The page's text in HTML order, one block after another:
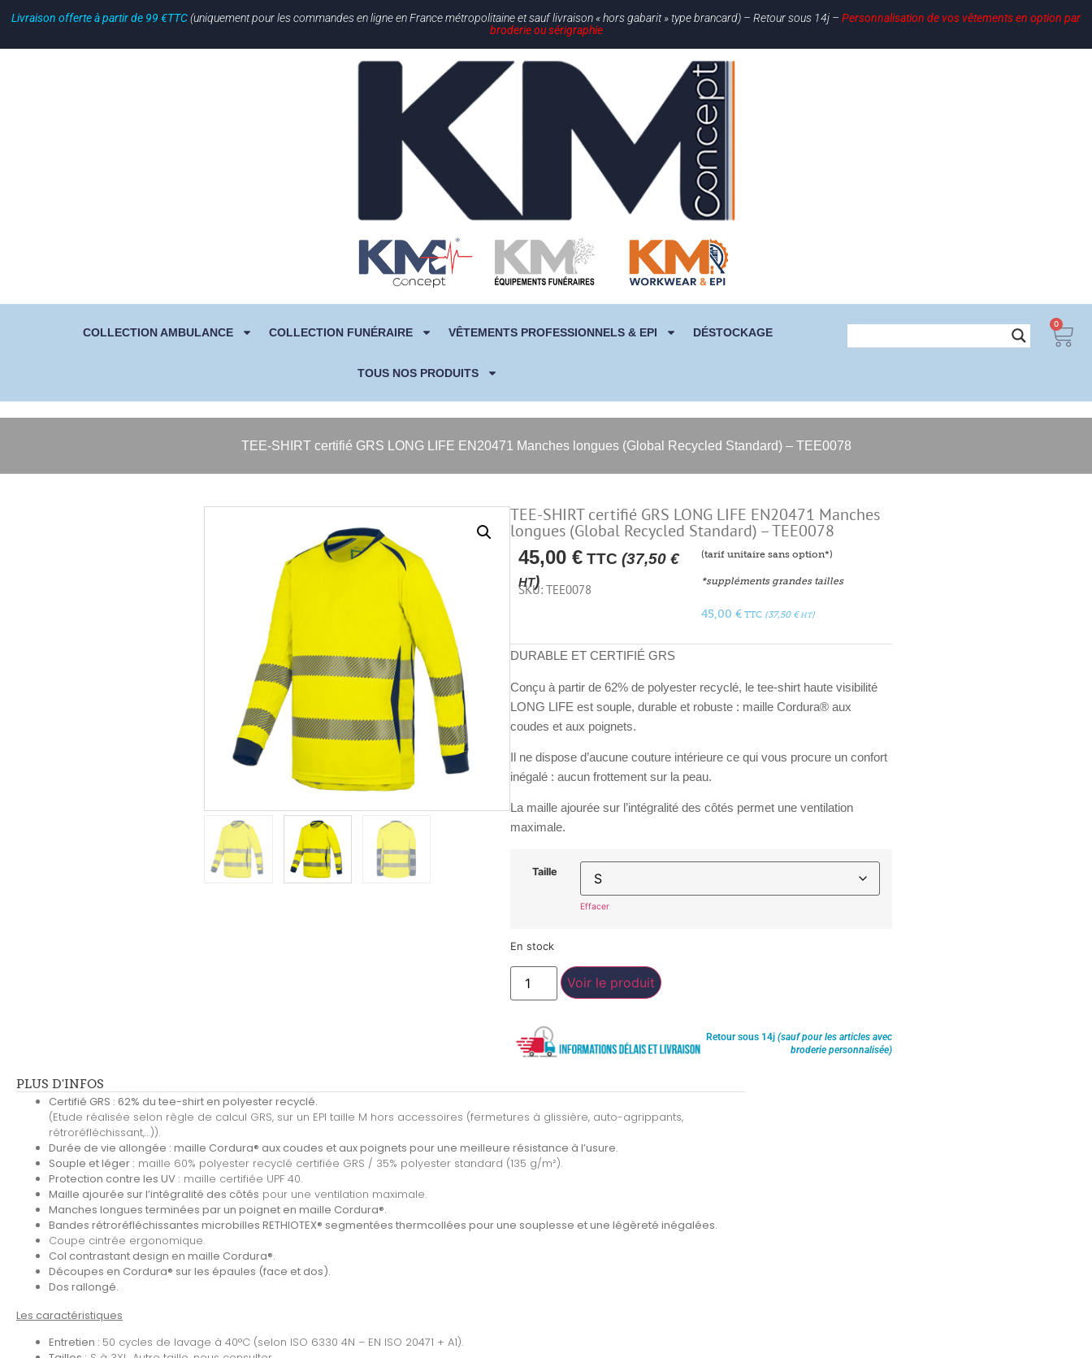
Livraison offerte à partir de 99 €TTC(uniquement pour les commandes en ligne en France métropolitaine et sauf livraison « hors gabarit » type brancard) – Retour sous 14j – Personnalisation de vos vêtements en option par
broderie ou sérigraphie
COLLECTION AMBULANCE COLLECTION FUNÉRAIRE VÊTEMENTS PROFESSIONNELS & EPI DÉSTOCKAGE
TOUS NOS PRODUITS
0
TEE-SHIRT certifié GRS LONG LIFE EN20471 Manches longues (Global Recycled Standard) – TEE0078
TEE-SHIRT certifié GRS LONG LIFE EN20471 Manches
longues (Global Recycled Standard) – TEE0078
45,00 €TTC (37,50 €
HT)
(tarif unitaire sans option*)
*suppléments grandes tailles
SKU: TEE0078
45,00 €TTC(37,50 €HT)
DURABLE ET CERTIFIÉ GRS
Conçu à partir de 62% de polyester recyclé, le tee-shirt haute visibilité
LONG LIFE est souple, durable et robuste: maille Cordura® aux
coudes et aux poignets.
Il ne dispose d’aucune couture intérieurece qui vous procure un confort
inégalé : aucun frottement sur la peau.
La maille ajourée sur l’intégralité des côtés permet une ventilation
maximale.
Taille
Effacer
En stock
Voir le produit
Retour sous 14j (sauf pour les articles avec
broderie personnalisée)
PLUS D'INFOS
Certifié GRS : 62% du tee-shirt en polyester recyclé.
(Etude réalisée selon règle de calcul GRS, sur un EPI taille M hors accessoires (fermetures à glissière, auto-agrippants,
rétroréfléchissant,…)).
Durée de vie allongée : maille Cordura® aux coudes et aux poignets pour une meilleure résistance à l’usure.
Souple et léger : maille 60% polyester recyclé certifiée GRS / 35% polyester standard (135 g/m²).
Protection contre les UV : maille certifiée UPF 40.
Maille ajourée sur l’intégralité des côtés pour une ventilation maximale.
Manches longues terminées par un poignet en maille Cordura®.
Bandes rétroréfléchissantes microbilles RETHIOTEX® segmentées thermcollées pour une souplesse et une légèreté inégalées.
Coupe cintrée ergonomique.
Col contrastant design en maille Cordura®.
Découpes en Cordura® sur les épaules (face et dos).
Dos rallongé.
Les caractéristiques
Entretien : 50 cycles de lavage à 40°C (selon ISO 6330 4N – EN ISO 20471 + A1).